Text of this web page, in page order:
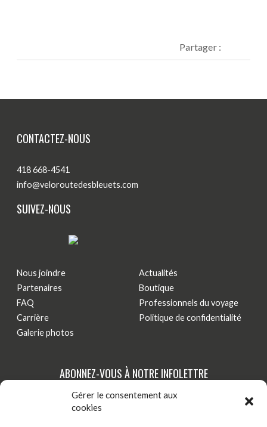
Gérer le consentement aux
cookies
Partager :
CONTACTEZ-NOUS
418 668-4541
info@veloroutedesbleuets.com
SUIVEZ-NOUS
Nous joindre
Partenaires
FAQ
Carrière
Galerie photos
Actualités
Boutique
Professionnels du voyage
Politique de confidentialité
ABONNEZ-VOUS À NOTRE INFOLETTRE
Tenez-vous au courant de nos dernières actualités,
nouveautés et promotions par courriel!